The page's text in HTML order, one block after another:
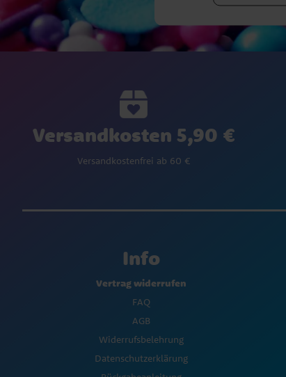
Versandkosten 5,90 €
Versandkostenfrei ab 60 €
Info
Vertrag widerrufen
FAQ
AGB
Widerrufsbelehrung
Datenschutzerklärung